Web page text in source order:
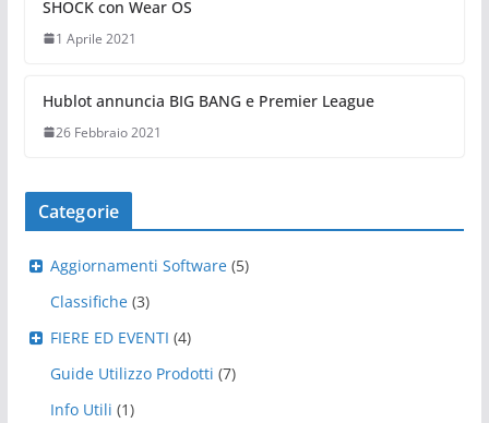
SHOCK con Wear OS
1 Aprile 2021
Hublot annuncia BIG BANG e Premier League
26 Febbraio 2021
Categorie
Aggiornamenti Software (5)
Classifiche (3)
FIERE ED EVENTI (4)
Guide Utilizzo Prodotti (7)
Info Utili (1)